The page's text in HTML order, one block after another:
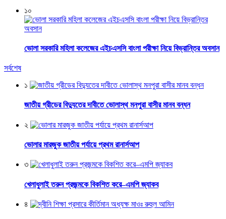
১০
ভোলা সরকারি মহিলা কলেজের এইচএসসি বাংলা পরীক্ষা নিয়ে বিভ্রান্তির অবসান
সর্বশেষ
১
জাতীয় গ্রীডের বিদ্যুতের দাবীতে ভোলাস্থ মনপুরা বাসীর মানব বন্ধন
২
ভোলার মারজুক জাতীয় পর্যায়ে প্রথম রানার্সআপ
৩
খেলাধুলাই তরুন প্রজন্মকে বিকশিত করে–এমপি জ্যাকব
৪